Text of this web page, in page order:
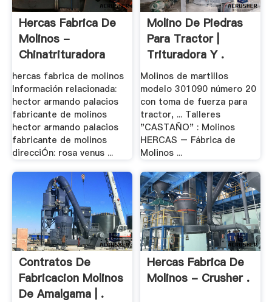
Hercas Fabrica De
Molinos -
Chinatrituradora
hercas fabrica de molinos
Información relacionada:
hector armando palacios
fabricante de molinos
hector armando palacios
fabricante de molinos
direcciÓn: rosa venus ...
Molino De Piedras
Para Tractor |
Trituradora Y .
Molinos de martillos
modelo 301090 número 20
con toma de fuerza para
tractor, ... Talleres
"CASTAÑO" : Molinos
HERCAS – Fábrica de
Molinos ...
Contratos De
Fabricacion Molinos
De Amalgama | .
Hercas Fabrica De
Molinos - Crusher .